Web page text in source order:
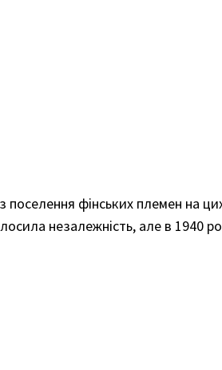
поселення фінських племен на
незалежність, але в